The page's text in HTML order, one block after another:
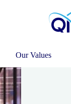
Our Values